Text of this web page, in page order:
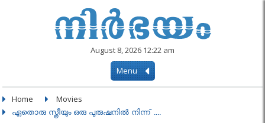
August 8, 2026 12:22 am
Menu
Home Movies
ഏതൊരു സ്ത്രീയും ഒരു പുരുഷനില്‍ നിന്ന് ....